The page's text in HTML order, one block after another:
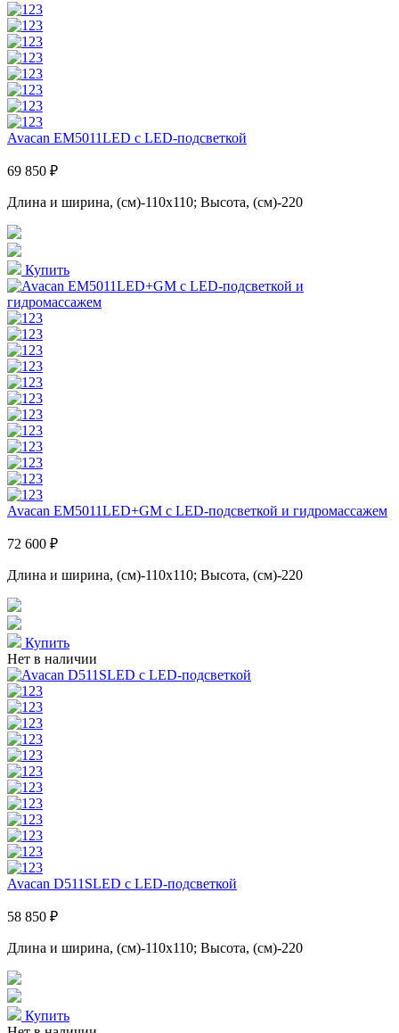
Avacan EM5011LED с LED-подсветкой
69 850 ₽
Длина и ширина, (см)-110x110; Высота, (см)-220
Купить
Avacan EM5011LED+GM с LED-подсветкой и гидромассажем
72 600 ₽
Длина и ширина, (см)-110x110; Высота, (см)-220
Купить
Нет в наличии
Avacan D511SLED с LED-подсветкой
58 850 ₽
Длина и ширина, (см)-110x110; Высота, (см)-220
Купить